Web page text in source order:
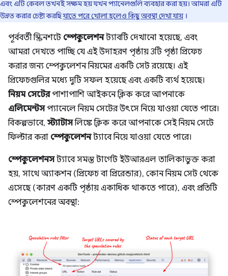
এবং এটি কেবল তখনই সক্ষম হয় যখন প্যানেলগুলি ব্যবহার করা হয়। আমরা এটি
উন্নত করার চেষ্টা করছিযাতে পরে খোলা হলেও কিছু অবস্থা দেখা যায়।
পূর্ববর্তী স্ক্রিনশটে স্পেকুলেশনট্যাবটি দেখানো হয়েছে, এবং
আমরা দেখতে পাচ্ছি যে এই উদাহরণ পৃষ্ঠায় 3টি পৃষ্ঠা প্রিফেচ
করার জন্য স্পেকুলেশন নিয়মের একটি সেট রয়েছে। এই
প্রিফেচগুলির মধ্যে দুটি সফল হয়েছে এবং একটি ব্যর্থ হয়েছে।
নিয়ম সেটেরপাশাপাশি আইকনে ক্লিক করে আপনাকে
এলিমেন্টসপ্যানেলে নিয়ম সেটের উৎসে নিয়ে যাওয়া যেতে পারে।
বিকল্পভাবে,স্ট্যাটাসলিঙ্কে ক্লিক করে আপনাকে সেই নিয়ম সেটে
ফিল্টার করা স্পেকুলেশনট্যাবে নিয়ে যাওয়া যেতে পারে।
স্পেকুলেশনসট্যাবে সমস্ত টার্গেট ইউআরএল তালিকাভুক্ত করা
হয়, সাথে অ্যাকশন (প্রিফেচ বা প্রিরেন্ডার), কোন নিয়ম সেট থেকে
এসেছে (কারণ একটি পৃষ্ঠায় একাধিক থাকতে পারে), এবং প্রতিটি
স্পেকুলেশনের অবস্থা: